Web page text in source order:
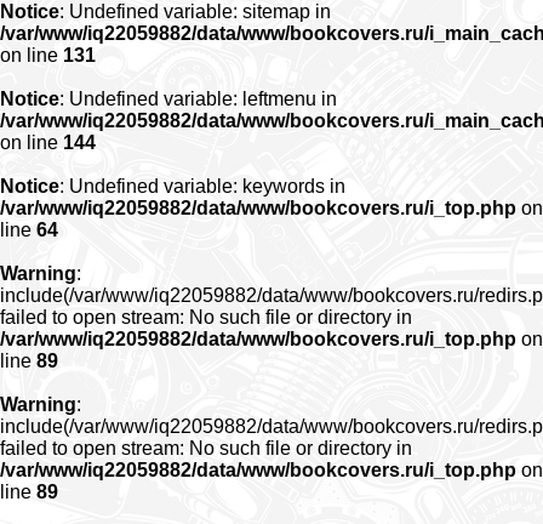
Notice: Undefined variable: sitemap in
/var/www/iq22059882/data/www/bookcovers.ru/
on line 131
Notice: Undefined variable: leftmenu in
/var/www/iq22059882/data/www/bookcovers.ru/
on line 144
Notice: Undefined variable: keywords in
/var/www/iq22059882/data/www/bookcovers.ru/i_top.php on
line 64
Warning:
include(/var/www/iq22059882/data/www/bookcovers.ru/
failed to open stream: No such file or directory in
/var/www/iq22059882/data/www/bookcovers.ru/i_top.php on
line 89
Warning:
include(/var/www/iq22059882/data/www/bookcovers.ru/
failed to open stream: No such file or directory in
/var/www/iq22059882/data/www/bookcovers.ru/i_top.php on
line 89